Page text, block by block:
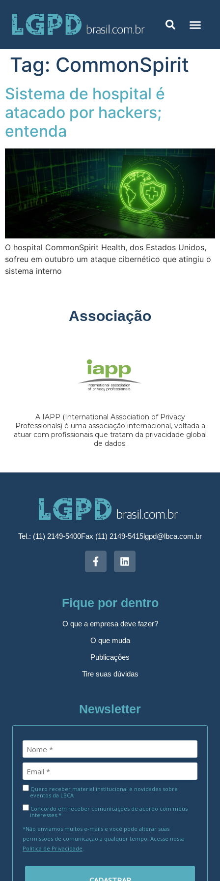
Tag: CommonSpirit
Sistema de hospital é
atacado por hackers;
entenda
O hospital CommonSpirit Health, dos Estados Unidos,
sofreu em outubro um ataque cibernético que atingiu o
sistema interno
Associação
A IAPP (International Association of Privacy
Professionals) é uma associação internacional, voltada a
atuar com profissionais que tratam da privacidade global
de dados.
Tel.: (11) 2149-5400Fax (11) 2149-5415lgpd@lbca.com.br
Fique por dentro
O que a empresa deve fazer?
O que muda
Publicações
Tire suas dúvidas
Newsletter
Quero receber material institucional e novidades sobre
eventos da LBCA
Concordo em receber comunicações de acordo com meus
interesses.*
*Não enviamos muitos e-mails e você pode alterar suas
permissões de comunicação a qualquer tempo. Acesse nossa
Política de Privacidade.